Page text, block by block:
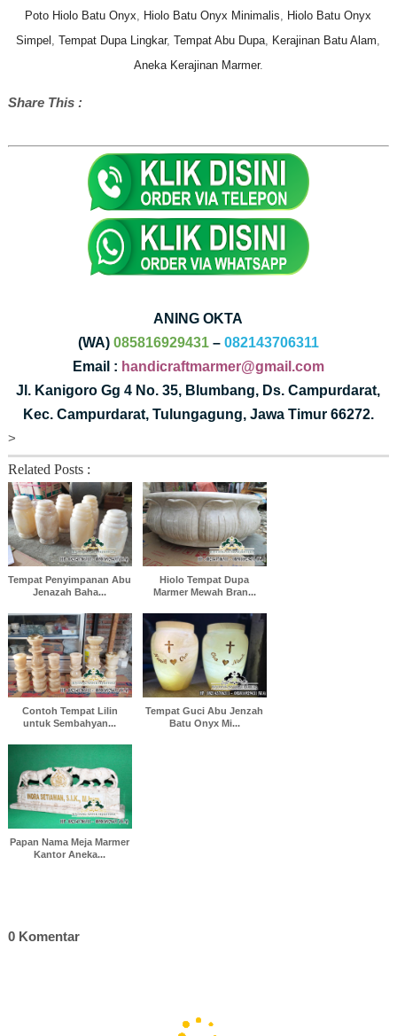
Poto Hiolo Batu Onyx, Hiolo Batu Onyx Minimalis, Hiolo Batu Onyx
Simpel ,Tempat Dupa Lingkar,Tempat Abu Dupa, Kerajinan Batu Alam,
Aneka Kerajinan Marmer.
Share This :
ANING OKTA
(WA) 085816929431– 082143706311
Email : handicraftmarmer@gmail.com
Jl. Kanigoro Gg 4 No. 35, Blumbang, Ds. Campurdarat,
Kec. Campurdarat, Tulungagung, Jawa Timur 66272.
>
Related Posts :
Tempat Penyimpanan Abu
Jenazah Baha...
Hiolo Tempat Dupa
Marmer Mewah Bran...
Contoh Tempat Lilin
untuk Sembahyan...
Tempat Guci Abu Jenzah
Batu Onyx Mi...
Papan Nama Meja Marmer
Kantor Aneka...
0 Komentar